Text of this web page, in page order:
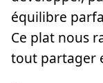
équilibre
Ce plat nous
tout partager